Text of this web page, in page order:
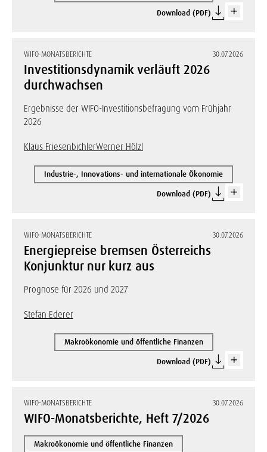
Download (PDF)
WIFO-MONATSBERICHTE 30.07.2026
Investitionsdynamik verläuft 2026
durchwachsen
Ergebnisse der WIFO-Investitionsbefragung vom Frühjahr
2026
Klaus FriesenbichlerWerner Hölzl
Industrie-, Innovations- und internationale Ökonomie
Download (PDF)
WIFO-MONATSBERICHTE 30.07.2026
Energiepreise bremsen Österreichs
Konjunktur nur kurz aus
Prognose für 2026 und 2027
Stefan Ederer
Makroökonomie und öffentliche Finanzen
Download (PDF)
WIFO-MONATSBERICHTE 30.07.2026
WIFO-Monatsberichte, Heft 7/2026
Makroökonomie und öffentliche Finanzen